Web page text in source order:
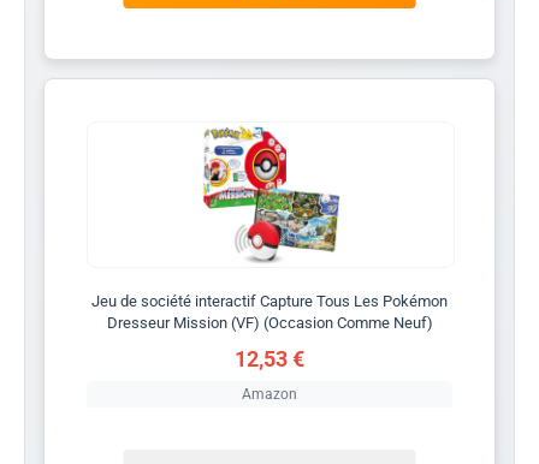
Jeu de société interactif Capture Tous Les Pokémon
Dresseur Mission (VF) (Occasion Comme Neuf)
12,53 €
Amazon